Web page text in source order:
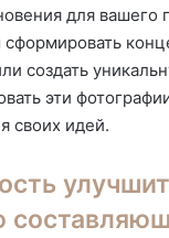
для вашего
создать
эти
своих идей.